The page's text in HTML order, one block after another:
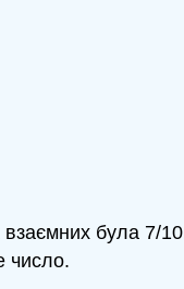
взаємних була 7/
число.